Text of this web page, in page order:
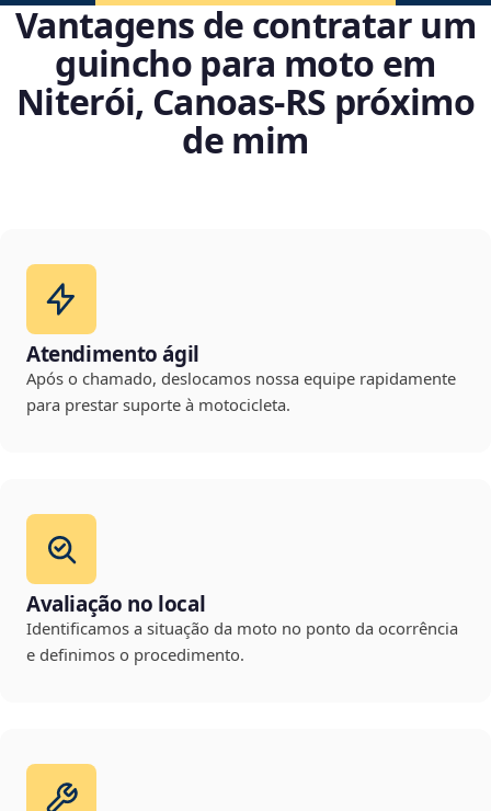
Vantagens de contratar um
guincho para moto em
Niterói, Canoas‑RS próximo
de mim
Atendimento ágil
Após o chamado, deslocamos nossa equipe rapidamente
para prestar suporte à motocicleta.
Avaliação no local
Identificamos a situação da moto no ponto da ocorrência
e definimos o procedimento.